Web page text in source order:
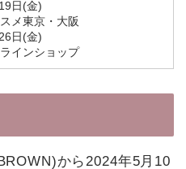
日(金)
メ東京・大阪
日(金)
インショップ
から2024年5月10